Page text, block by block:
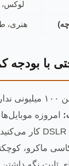
لوکس،
هنری،
با بودجه
امروزه
ماکرو،